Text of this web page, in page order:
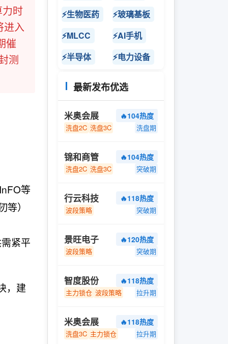
时
进入
催
测
等
）
紧平
，建
⚡生物医药
⚡玻璃基板
⚡MLCC
⚡AI手机
⚡半导体
⚡电力设备
最新发布优选
米奥会展 🔥104热度
洗盘2C 洗盘3C 洗盘期
锦和商管 🔥104热度
洗盘2C 洗盘3C 突破期
行云科技 🔥118热度
波段策略 突破期
景旺电子 🔥120热度
波段策略 突破期
智度股份 🔥118热度
主力锁仓 波段策略 拉升期
米奥会展 🔥118热度
洗盘3C 主力锁仓 拉升期